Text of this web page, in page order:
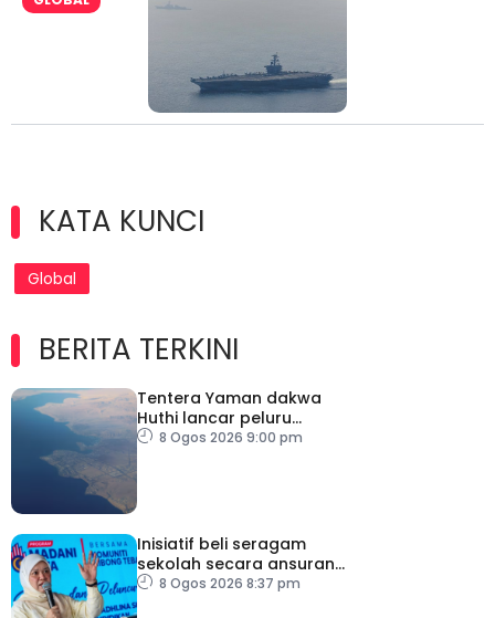
KATA KUNCI
Global
BERITA TERKINI
Tentera Yaman dakwa
Huthi lancar peluru
berpandu ke arah Laut
8 Ogos 2026 9:00 pm
Inisiatif beli seragam
sekolah secara ansuran
ringankan beban ibu
8 Ogos 2026 8:37 pm